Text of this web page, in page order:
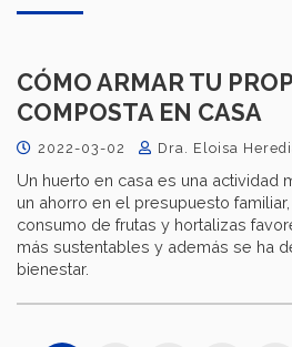
CÓMO ARMAR TU
COMPOSTA EN CASA
2022-03-02 Dra. Eloisa
Un huerto en casa es una actividad
un ahorro en el presupuesto
consumo de frutas y hortalizas
más sustentables y además se ha
bienestar.